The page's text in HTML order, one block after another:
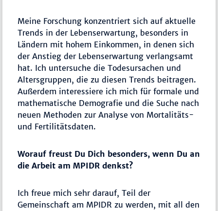
Meine Forschung konzentriert sich auf aktuelle
Trends in der Lebenserwartung, besonders in
Ländern mit hohem Einkommen, in denen sich
der Anstieg der Lebenserwartung verlangsamt
hat. Ich untersuche die Todesursachen und
Altersgruppen, die zu diesen Trends beitragen.
Außerdem interessiere ich mich für formale und
mathematische Demografie und die Suche nach
neuen Methoden zur Analyse von Mortalitäts-
und Fertilitätsdaten.
Worauf freust Du Dich besonders, wenn Du an
die Arbeit am MPIDR denkst?
Ich freue mich sehr darauf, Teil der
Gemeinschaft am MPIDR zu werden, mit all den